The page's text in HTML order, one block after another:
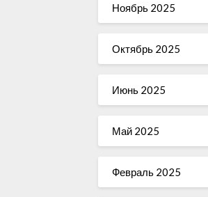
Ноябрь 2025
Октябрь 2025
Июнь 2025
Май 2025
Февраль 2025